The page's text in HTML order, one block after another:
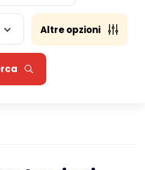
Altre opzioni